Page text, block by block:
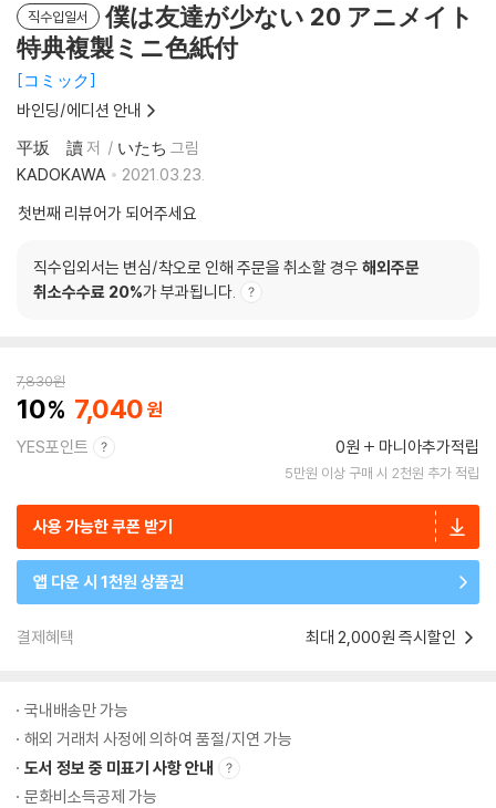
직수입일서
僕は友達が少ない 20 アニメイト
特典複製ミニ色紙付
コミック
바인딩/에디션 안내
平坂 讀저 いたち 그림
KADOKAWA
2021.03.23.
첫번째 리뷰어가 되어주세요
직수입외서는 변심/착오로 인해 주문을 취소할 경우 해외주문
취소수수료 20%가 부과됩니다.
7,830원
10 7,040
YES포인트 0원 마니아추가적립
5만원 이상 구매 시 2천원 추가 적립
사용 가능한 쿠폰 받기
앱 다운 시 1천원 상품권
결제혜택 최대 2,000원 즉시할인
국내배송만 가능
해외 거래처 사정에 의하여 품절/지연 가능
도서 정보 중 미표기 사항 안내
문화비소득공제 가능